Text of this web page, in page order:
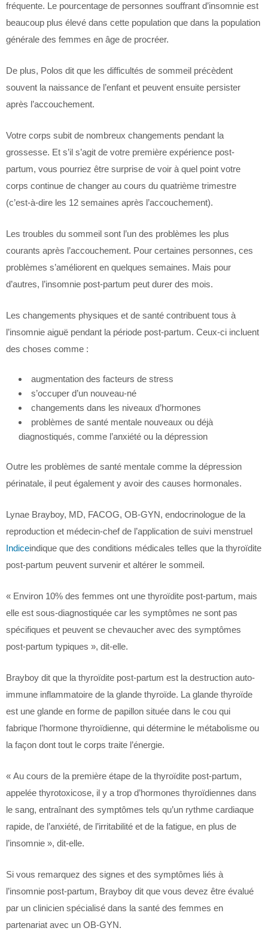
fréquente. Le pourcentage de personnes souffrant d’insomnie est
beaucoup plus élevé dans cette population que dans la population
générale des femmes en âge de procréer.
De plus, Polos dit que les difficultés de sommeil précèdent
souvent la naissance de l’enfant et peuvent ensuite persister
après l’accouchement.
Votre corps subit de nombreux changements pendant la
grossesse. Et s’il s’agit de votre première expérience post-
partum, vous pourriez être surprise de voir à quel point votre
corps continue de changer au cours du quatrième trimestre
(c’est-à-dire les 12 semaines après l’accouchement).
Les troubles du sommeil sont l’un des problèmes les plus
courants après l’accouchement. Pour certaines personnes, ces
problèmes s’améliorent en quelques semaines. Mais pour
d’autres, l’insomnie post-partum peut durer des mois.
Les changements physiques et de santé contribuent tous à
l’insomnie aiguë pendant la période post-partum. Ceux-ci incluent
des choses comme :
augmentation des facteurs de stress
s’occuper d’un nouveau-né
changements dans les niveaux d’hormones
problèmes de santé mentale nouveaux ou déjà
diagnostiqués, comme l’anxiété ou la dépression
Outre les problèmes de santé mentale comme la dépression
périnatale, il peut également y avoir des causes hormonales.
Lynae Brayboy, MD, FACOG, OB-GYN, endocrinologue de la
reproduction et médecin-chef de l’application de suivi menstruel
Indiceindique que des conditions médicales telles que la thyroïdite
post-partum peuvent survenir et altérer le sommeil.
« Environ 10% des femmes ont une thyroïdite post-partum, mais
elle est sous-diagnostiquée car les symptômes ne sont pas
spécifiques et peuvent se chevaucher avec des symptômes
post-partum typiques », dit-elle.
Brayboy dit que la thyroïdite post-partum est la destruction auto-
immune inflammatoire de la glande thyroïde. La glande thyroïde
est une glande en forme de papillon située dans le cou qui
fabrique l’hormone thyroïdienne, qui détermine le métabolisme ou
la façon dont tout le corps traite l’énergie.
« Au cours de la première étape de la thyroïdite post-partum,
appelée thyrotoxicose, il y a trop d’hormones thyroïdiennes dans
le sang, entraînant des symptômes tels qu’un rythme cardiaque
rapide, de l’anxiété, de l’irritabilité et de la fatigue, en plus de
l’insomnie », dit-elle.
Si vous remarquez des signes et des symptômes liés à
l’insomnie post-partum, Brayboy dit que vous devez être évalué
par un clinicien spécialisé dans la santé des femmes en
partenariat avec un OB-GYN.